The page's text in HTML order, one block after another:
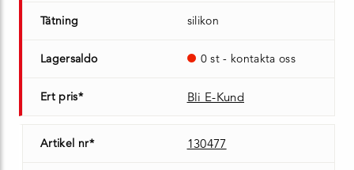
Tätning silikon
Lagersaldo 0 st - kontakta oss
Ert pris* Bli E-Kund
Artikel nr* 130477